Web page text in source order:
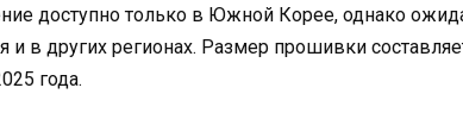
доступно только в Южной Корее, однако
и в других регионах. Размер прошивки
года.